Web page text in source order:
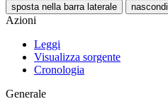
sposta nella barra laterale nascondi
Azioni
Leggi
Visualizza sorgente
Cronologia
Generale